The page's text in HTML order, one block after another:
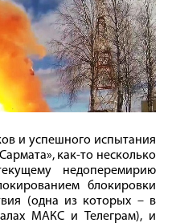
и успешного испытания
как-то несколько
недоперемирию
блокировки
(одна из которых – в
МАКС и Телеграм), и